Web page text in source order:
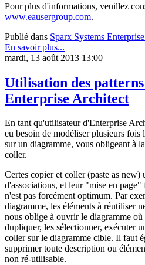
Pour plus d'informations, veuillez
www.eausergroup.com.
Publié dans Sparx Systems
En savoir plus...
mardi, 13 août 2013 13:00
Utilisation des
Enterprise Architect
En tant qu'utilisateur d'Enterprise
eu besoin de modéliser plusieurs fois
sur un diagramme, vous obligeant à
coller.
Certes copier et coller (paste as new)
d'associations, et leur "mise en
n'est pas forcément optimum. Par
diagramme, les éléments à réutiliser
nous oblige à ouvrir le diagramme où
dupliquer, les sélectionner, exécuter
coller sur le diagramme cible. Il faut
supprimer toute description ou
non ré-utilisable.